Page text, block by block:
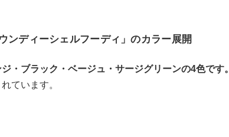
ンディーシェルフーディ」のカラー展開
・ブラック・ベージュ・サージグリーンの4色です。
ています。